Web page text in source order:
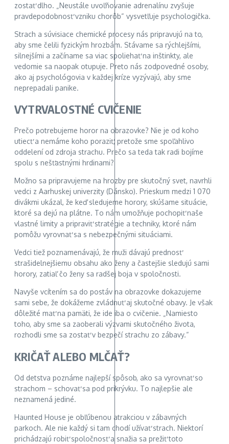
zostať dlho. „Neustále uvoľňovanie adrenalínu zvyšuje
pravdepodobnosť vzniku chorôb“ vysvetľuje psychologička.
Strach a súvisiace chemické procesy nás pripravujú na to,
aby sme čelili fyzickým hrozbám. Stávame sa rýchlejšími,
silnejšími a začíname sa viac spoliehať na inštinkty, ale
vedomie sa naopak otupuje. Preto nás zodpovedné osoby,
ako aj psychológovia v každej kríze vyzývajú, aby sme
neprepadali panike.
VYTRVALOSTNÉ CVIČENIE
Prečo potrebujeme horor na obrazovke? Nie je od koho
utiecť a nemáme koho poraziť, pretože sme spoľahlivo
oddelení od zdroja strachu. Prečo sa teda tak radi bojíme
spolu s nešťastnými hrdinami?
Možno sa pripravujeme na hrozby pre skutočný svet, navrhli
vedci z Aarhuskej univerzity (Dánsko). Prieskum medzi 1 070
divákmi ukázal, že keď sledujeme horory, skúšame situácie,
ktoré sa dejú na plátne. To nám umožňuje pochopiť naše
vlastné limity a pripraviť stratégie a techniky, ktoré nám
pomôžu vyrovnať sa s nebezpečnými situáciami.
Vedci tiež poznamenávajú, že muži dávajú prednosť
strašidelnejšiemu obsahu ako ženy a častejšie sledujú sami
horory, zatiaľ čo ženy sa radšej boja v spoločnosti.
Navyše vcítením sa do postáv na obrazovke dokazujeme
sami sebe, že dokážeme zvládnuť aj skutočné obavy. Je však
dôležité mať na pamäti, že ide iba o cvičenie. „Namiesto
toho, aby sme sa zaoberali výzvami skutočného života,
rozhodli sme sa zostať v bezpečí strachu zo zábavy.“
KRIČAŤ ALEBO MLČAŤ?
Od detstva poznáme najlepší spôsob, ako sa vyrovnať so
strachom – schovať sa pod prikrývku. To najlepšie ale
neznamená jediné.
Haunted House je obľúbenou atrakciou v zábavných
parkoch. Ale nie každý si tam chodí užívať strach. Niektorí
prichádzajú robiť spoločnosť a snažia sa prežiť toto